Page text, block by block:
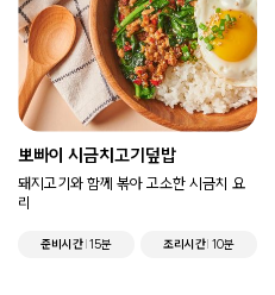
뽀빠이 시금치고기덮밥
돼지고기와 함께 볶아 고소한 시금치 요
리
준비시간 15분 조리시간 10분